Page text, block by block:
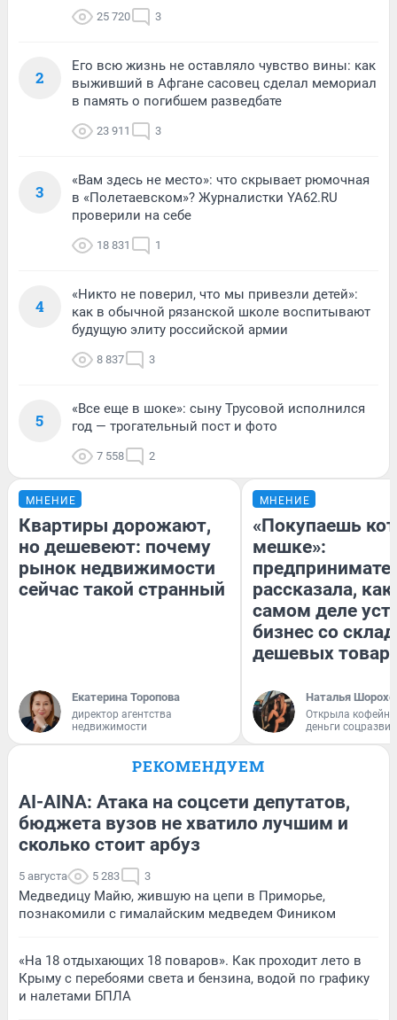
25 720 3
2
Его всю жизнь не оставляло чувство вины: как
выживший в Афгане сасовец сделал мемориал
в память о погибшем разведбате
23 911 3
3
«Вам здесь не место»: что скрывает рюмочная
в «Полетаевском»? Журналистки YA62.RU
проверили на себе
18 831 1
4
«Никто не поверил, что мы привезли детей»:
как в обычной рязанской школе воспитывают
будущую элиту российской армии
8 837 3
5
«Все еще в шоке»: сыну Трусовой исполнился
год — трогательный пост и фото
7 558 2
МНЕНИЕ
Квартиры дорожают,
но дешевеют: почему
рынок недвижимости
сейчас такой странный
Екатерина Торопова
директор агентства
недвижимости
МНЕНИЕ
«Покупаешь
мешке»:
рассказала, как
самом деле
бизнес со
дешевых
Наталья
Открыла
деньги
РЕКОМЕНДУЕМ
AI-AINA: Атака на соцсети депутатов,
бюджета вузов не хватило лучшим и
сколько стоит арбуз
5 августа 5 283 3
Медведицу Майю, жившую на цепи в Приморье,
познакомили с гималайским медведем Фиником
«На 18 отдыхающих 18 поваров». Как проходит лето в
Крыму с перебоями света и бензина, водой по графику
и налетами БПЛА